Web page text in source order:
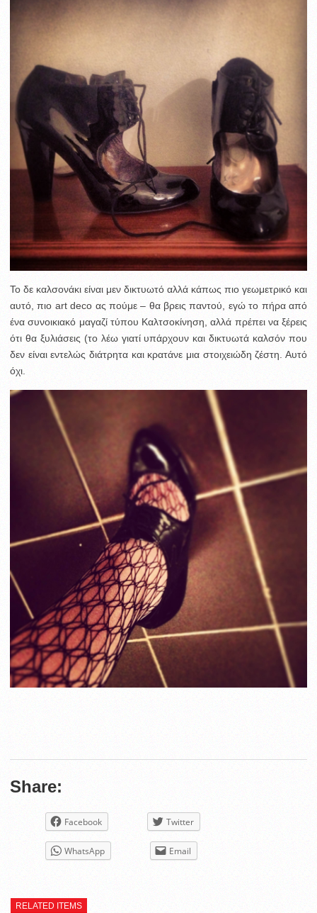
Το δε καλσονάκι είναι μεν δικτυωτό αλλά κάπως πιο γεωμετρικό και
αυτό, πιο art deco ας πούμε – θα βρεις παντού, εγώ το πήρα από
ένα συνοικιακό μαγαζί τύπου Καλτσοκίνηση, αλλά πρέπει να ξέρεις
ότι θα ξυλιάσεις (το λέω γιατί υπάρχουν και δικτυωτά καλσόν που
δεν είναι εντελώς διάτρητα και κρατάνε μια στοιχειώδη ζέστη. Αυτό
όχι.
Share:
Facebook Twitter
WhatsApp Email
RELATED ITEMS